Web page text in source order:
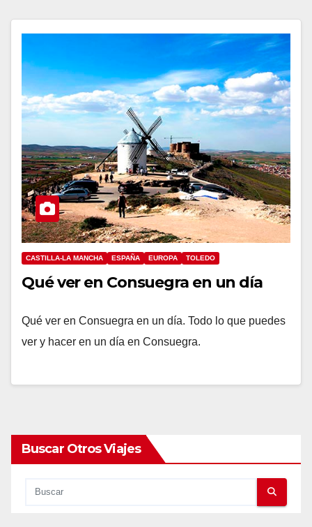
CASTILLA-LA MANCHA ESPAÑA EUROPA TOLEDO
Qué ver en Consuegra en un día
Qué ver en Consuegra en un día. Todo lo que puedes
ver y hacer en un día en Consuegra.
Buscar Otros Viajes